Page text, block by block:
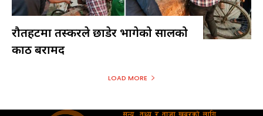
रौतहटमा तस्करले छाडेर भागेको सालको
काठ बरामद
LOAD MORE